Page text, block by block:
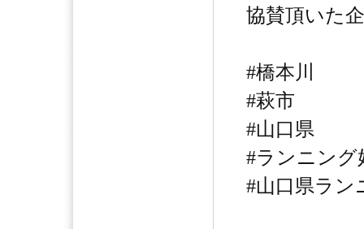
協賛頂いた
#橋本川
#萩市
#山口県
#ランニング
#山口県ラン